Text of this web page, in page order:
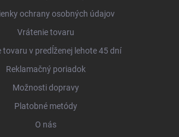
ochrany osobných údajov
Vrátenie tovaru
tovaru v predĺženej lehote 45 dní
Reklamačný poriadok
Možnosti dopravy
Platobné metódy
O nás